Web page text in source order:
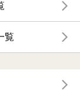
覧